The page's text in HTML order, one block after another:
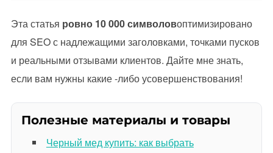
Эта статья ровно 10 000 символовоптимизировано
для SEO с надлежащими заголовками, точками пусков
и реальными отзывами клиентов. Дайте мне знать,
если вам нужны какие -либо усовершенствования!
Полезные материалы и товары
Черный мед купить: как выбрать